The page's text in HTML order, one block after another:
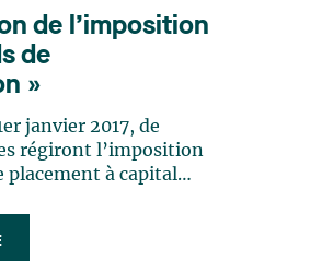
de l’imposition
de
»
janvier 2017, de
régiront l’imposition
placement à capital
échangent des